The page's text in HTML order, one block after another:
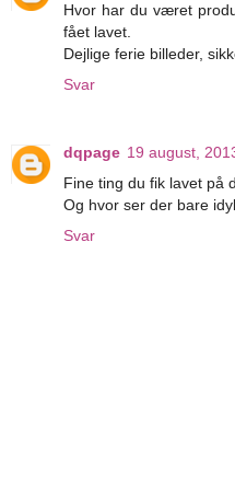
Hvor har du været
fået lavet.
Dejlige ferie billeder,
Svar
dqpage 19 august,
Fine ting du fik lavet på
Og hvor ser der bare
Svar